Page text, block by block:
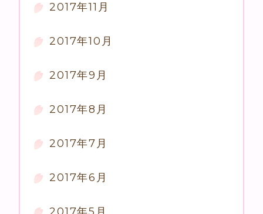
2017年11月
2017年10月
2017年9月
2017年8月
2017年7月
2017年6月